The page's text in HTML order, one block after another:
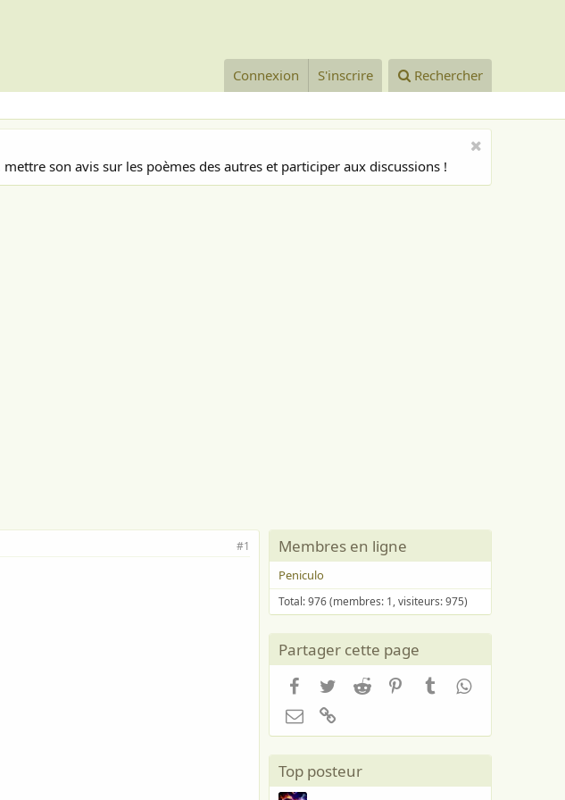
Connexion S'inscrire Rechercher
son avis sur les poèmes des autres et participer aux discussions !
#1 Membres en ligne
Peniculo
Total: 976 (membres: 1, visiteurs: 975)
Partager cette page
Facebook
TwitterReddit PinterestTumblrWhatsApp
Email
Top posteur